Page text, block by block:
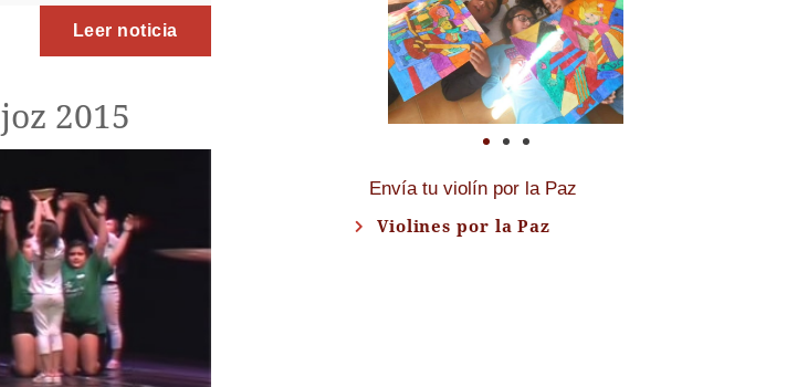
Leer noticia
2015
Envía tu violín por la Paz
Violines por la Paz